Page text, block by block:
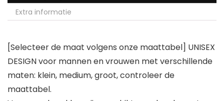
Extra informatie
[Selecteer de maat volgens onze maattabel] UNISEX
DESIGN voor mannen en vrouwen met verschillende
maten: klein, medium, groot, controleer de
maattabel.